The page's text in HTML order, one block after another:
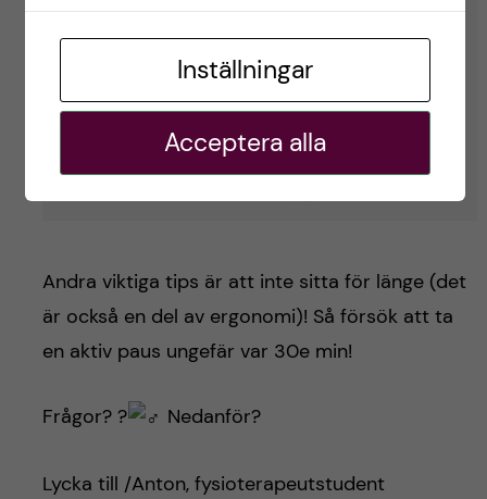
Andra viktiga tips är att inte sitta för länge (det
är också en del av ergonomi)! Så försök att ta
en aktiv paus ungefär var 30e min!
Frågor? ?‍ Nedanför?
Lycka till /Anton, fysioterapeutstudent
Inställningar
Acceptera alla